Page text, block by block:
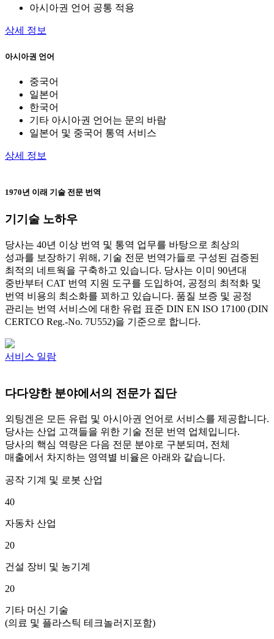
아시아권 언어 공통 적용
상세 정보
아시아권 언어
중국어
일본어
한국어
기타 아시아권 언어는 문의 바람
일본어 및 중국어 통역 서비스
상세 정보
1970년 이래 기술 전문 번역
기 기술 노하우
당사는 40년 이상 번역 및 통역 업무를 바탕으로 최상의
성과를 보장하기 위해, 기술 전문 번역가들로 구성된 검증된
최적의 네트웍을 구축하고 있습니다. 당사는 이미 90년대
중반부터 CAT 번역 지원 도구를 도입하여, 공정의 최적화 및
번역 비용의 최소화를 꾀하고 있습니다. 품질 보증 및 공정
관리는 번역 서비스에 대한 유럽 표준 DIN EN ISO 17100 (DIN
CERTCO Reg.-No. 7U552)을 기준으로 합니다.
서비스 일람
다다양한 분야에서의 전문가 집단
외팅겐은 모든 유럽 및 아시아권 언어로 서비스를 제공합니다.
당사는 산업 고객들을 위한 기술 전문 번역 업체입니다.
당사의 핵심 역량은 다음 전문 분야로 구분되며, 전체
매출에서 차지하는 영역별 비율은 아래와 같습니다.
공작 기계 및 로봇 산업
40
자동차 산업
20
건설 장비 및 농기계
20
기타 머신 기술
(의료 및 플라스틱 테크놀러지포함)